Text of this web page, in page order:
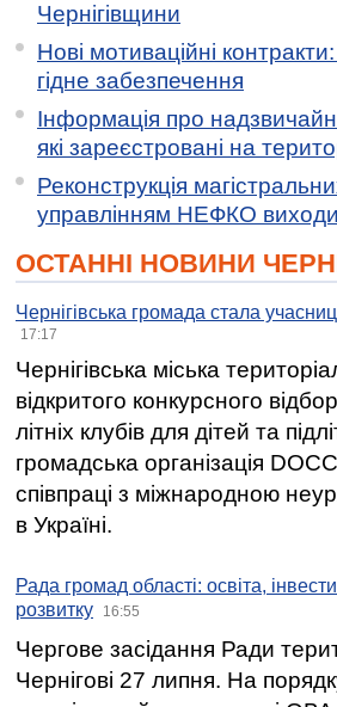
Чернігівщини
Нові мотиваційні
гідне забезпечення
Інформація про
які зареєстровані на
Реконструкція
управлінням НЕФКО
ОСТАННІ НОВИНИ
Чернігівська громада стала
17:17
Чернігівська міська
відкритого конкурсного
літніх клубів для дітей та
громадська організація
співпраці з міжнародною
в Україні.
Рада громад області: освіта,
розвитку
16:55
Чергове засідання Ради
Чернігові 27 липня. На